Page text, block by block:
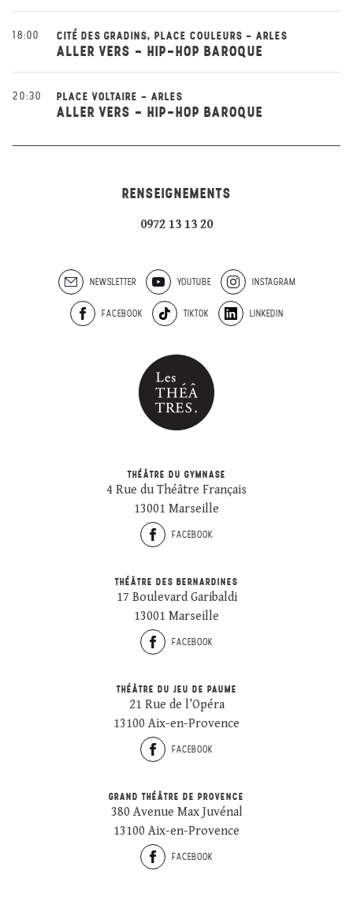
18:00 CITÉ DES GRADINS, PLACE COULEURS - ARLES
ALLER VERS - HIP-HOP BAROQUE
20:30 PLACE VOLTAIRE - ARLES
ALLER VERS - HIP-HOP BAROQUE
RENSEIGNEMENTS
0972 13 13 20
NEWSLETTER YOUTUBE INSTAGRAM
FACEBOOK TIKTOK LINKEDIN
THÉÂTRE DU GYMNASE
4 Rue du Théâtre Français
13001 Marseille
FACEBOOK
THÉÂTRE DES BERNARDINES
17 Boulevard Garibaldi
13001 Marseille
FACEBOOK
THÉÂTRE DU JEU DE PAUME
21 Rue de l’Opéra
13100 Aix-en-Provence
FACEBOOK
GRAND THÉÂTRE DE PROVENCE
380 Avenue Max Juvénal
13100 Aix-en-Provence
FACEBOOK